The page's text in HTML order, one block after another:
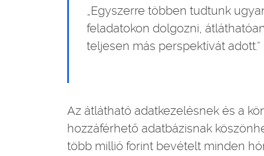
„Egyszerre többen tudtunk
feladatokon dolgozni,
teljesen más perspektívát adott.”
Az átlátható adatkezelésnek és a
hozzáférhető adatbázisnak
több millió forint bevételt minden